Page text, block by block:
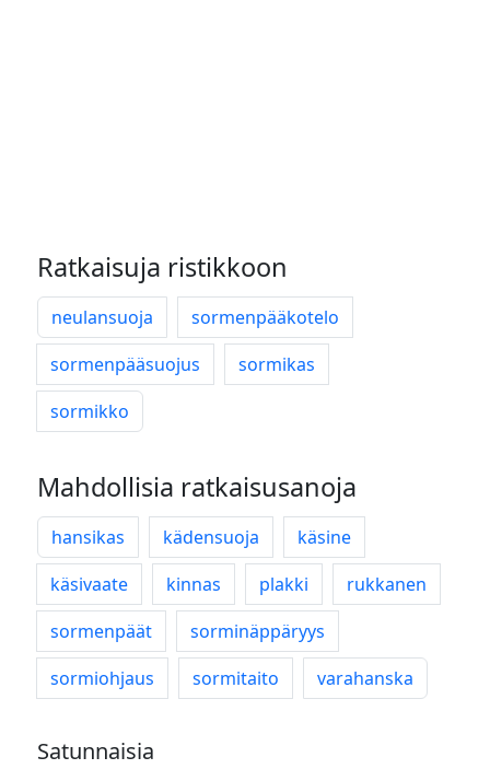
Ratkaisuja ristikkoon
neulansuoja
sormenpääkotelo
sormenpääsuojus
sormikas
sormikko
Mahdollisia ratkaisusanoja
hansikas kädensuoja
käsine
käsivaate
kinnas plakki
rukkanen
sormenpäät
sorminäppäryys
sormiohjaus
sormitaito varahanska
Satunnaisia